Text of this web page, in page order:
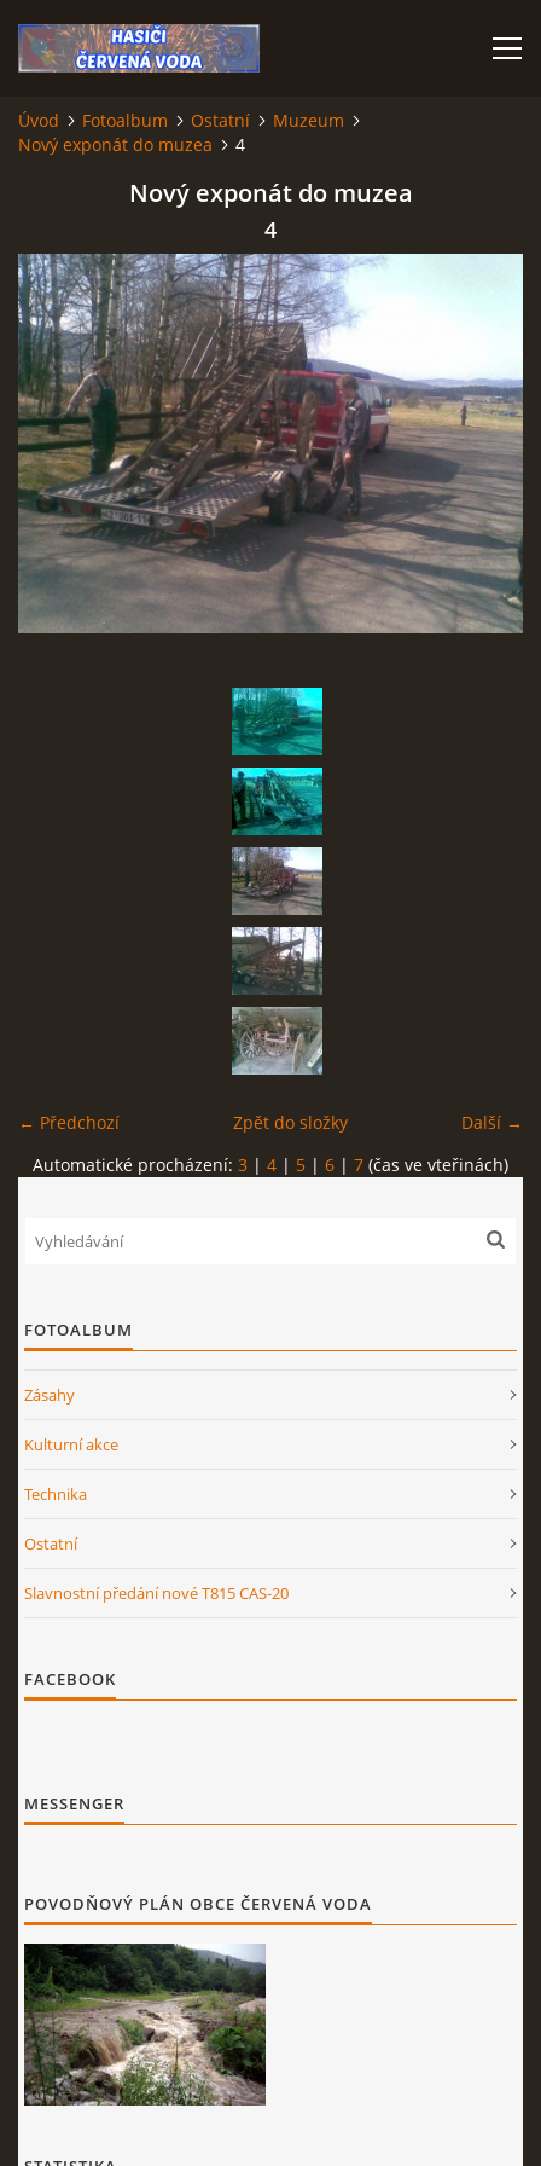
ÚVOD
VÝJEZDY V ROCE 2026
KONTAKTY
MLADÍ HASIČI
HISTORIE SBORU
SBĚR VYSLOUŽILÉHO ELEKTROZAŘÍZENÍ
English Deutsch
© 2026 eStránky.cz
Úvod Fotoalbum Ostatní
Muzeum
Nový exponát do muzea
4
Nový exponát do muzea
4
← Předchozí Další →
Zpět do složky
Automatické procházení: 3 | 4 | 5 | 6 | 7 (čas ve vteřinách)
FOTOALBUM
Zásahy
Kulturní akce
Technika
Ostatní
Slavnostní předání nové T815 CAS-20
FACEBOOK
MESSENGER
POVODŇOVÝ PLÁN OBCE ČERVENÁ VODA